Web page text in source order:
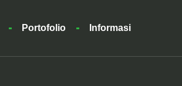
Portofolio Informasi